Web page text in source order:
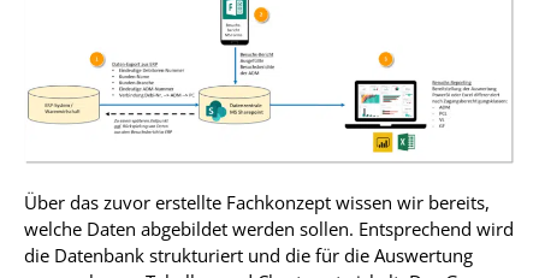
Über das zuvor erstellte Fachkonzept wissen wir bereits,
welche Daten abgebildet werden sollen. Entsprechend wird
die Datenbank strukturiert und die für die Auswertung